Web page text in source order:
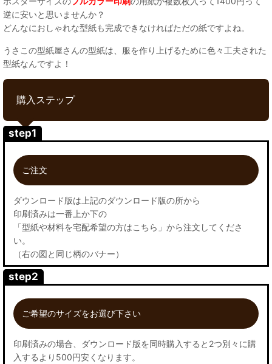
逆に安いと思いませんか？
どんなにおしゃれな型紙も完成できなければただの紙ですよね。
うさこの型紙屋さんの型紙は、服を作り上げるために色々工夫された
型紙なんですよ！
購入ステップ
step1
ご注文
ダウンロード版は上記のダウンロード版の所から
印刷済みは一番上か下の
「型紙や材料を宅配希望の方はこちら」から注文してくださ
い。
（右の図と同じ柄のバナー）
step2
ご希望のサイズをお選び下さい
印刷済みの場合、ダウンロード版を同時購入すると2つ別々に購
入するより500円安くなります。